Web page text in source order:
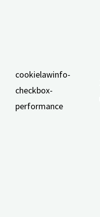
cookielawinfo-
checkbox-
performance